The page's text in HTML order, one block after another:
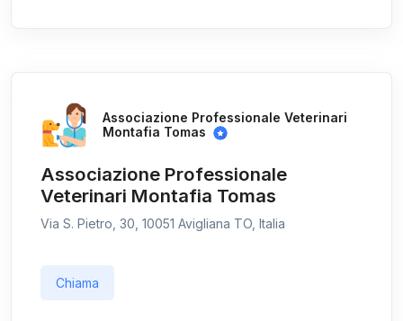
Associazione Professionale Veterinari
Montafia Tomas
Associazione Professionale
Veterinari Montafia Tomas
Via S. Pietro, 30, 10051 Avigliana TO, Italia
Chiama